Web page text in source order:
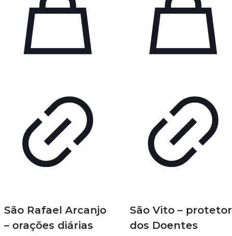
São Rafael Arcanjo
– orações diárias
São Vito – protetor
dos Doentes